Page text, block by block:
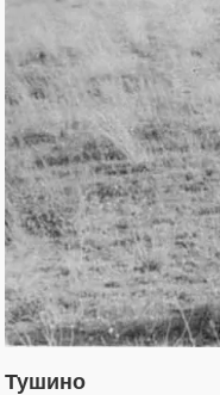
Тушино1,407,712
319,968